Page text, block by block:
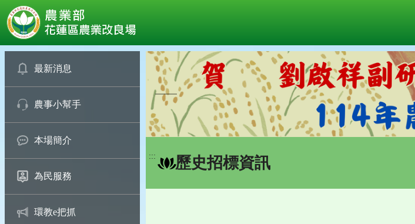
最新消息
農事小幫手
本場簡介
為民服務
環教e把抓
::: 歷史招標資訊